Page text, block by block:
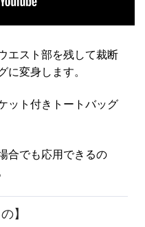
エスト部を残して裁断
変身します。
ット付きトートバッグ
合でも応用できるの
】